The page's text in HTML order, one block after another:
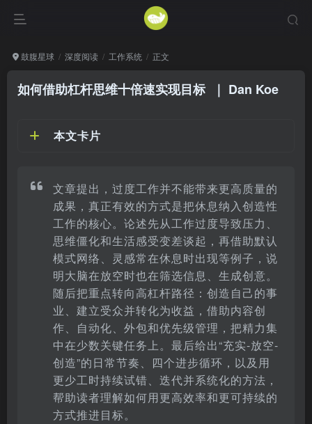
鼓腹星球 深度阅读 工作系统 正文
如何借助杠杆思维十倍速实现目标｜ Dan Koe
本文卡片
文章提出，过度工作并不能带来更高质量的
成果，真正有效的方式是把休息纳入创造性
工作的核心。论述先从工作过度导致压力、
思维僵化和生活感受变差谈起，再借助默认
模式网络、灵感常在休息时出现等例子，说
明大脑在放空时也在筛选信息、生成创意。
随后把重点转向高杠杆路径：创造自己的事
业、建立受众并转化为收益，借助内容创
作、自动化、外包和优先级管理，把精力集
中在少数关键任务上。最后给出“充实-放空-
创造”的日常节奏、四个进步循环，以及用
更少工时持续试错、迭代并系统化的方法，
帮助读者理解如何用更高效率和更可持续的
方式推进目标。